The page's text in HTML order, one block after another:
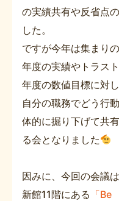
の実績共有や反省点
した。
ですが今年は集まり
年度の実績やトラス
年度の数値目標に対
自分の職務でどう行
体的に掘り下げて共
る会となりました
因みに、今回の会議
新館11階にある 「Be